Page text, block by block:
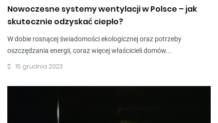
Nowoczesne systemy wentylacji w Polsce – jak
skutecznie odzyskać ciepło?
W dobie rosnącej świadomości ekologicznej oraz potrzeby
oszczędzania energii, coraz więcej właścicieli domów...
15 grudnia 2023